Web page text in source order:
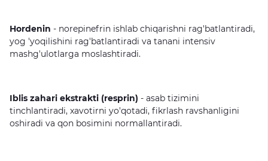
Hordenin - norepinefrin ishlab chiqarishni rag'batlantiradi,
yog 'yoqilishini rag'batlantiradi va tanani intensiv
mashg'ulotlarga moslashtiradi.
Iblis zahari ekstrakti (resprin) - asab tizimini
tinchlantiradi, xavotirni yo'qotadi, fikrlash ravshanligini
oshiradi va qon bosimini normallantiradi.